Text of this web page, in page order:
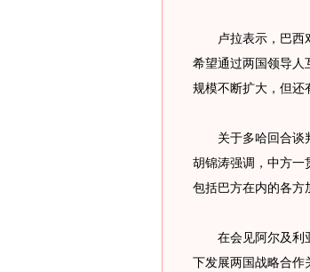
卢拉表示，巴西对
希望通过两国领导人
规模不断扩大，但还
关于多哈回合谈判
胡锦涛强调，中方一
包括巴方在内的各方
在会见阿尔及利亚
下发展两国战略合作